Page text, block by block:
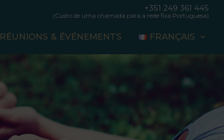
+351 249 361 445
(Custo de uma chamada para a rede fixa Portuguesa)
RÉUNIONS & ÉVÉNEMENTS FRANÇAIS